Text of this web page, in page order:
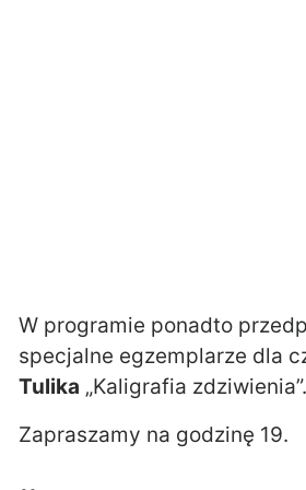
W programie ponadto
specjalne egzemplarze dla
Tulika „Kaligrafia zdziwienia”.
Zapraszamy na godzinę 19.